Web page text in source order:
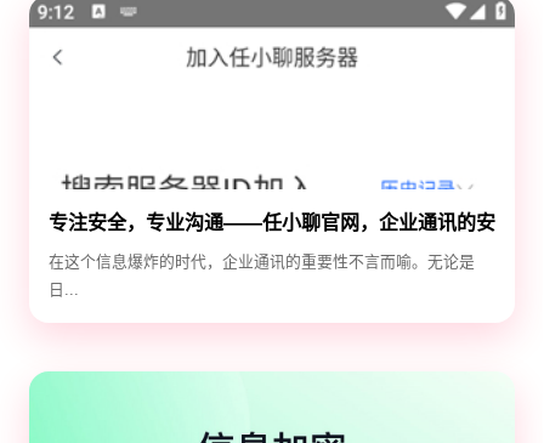
专注安全，专业沟通——任小聊官网，企业通讯的安
全守护神
在这个信息爆炸的时代，企业通讯的重要性不言而喻。无论是
日...